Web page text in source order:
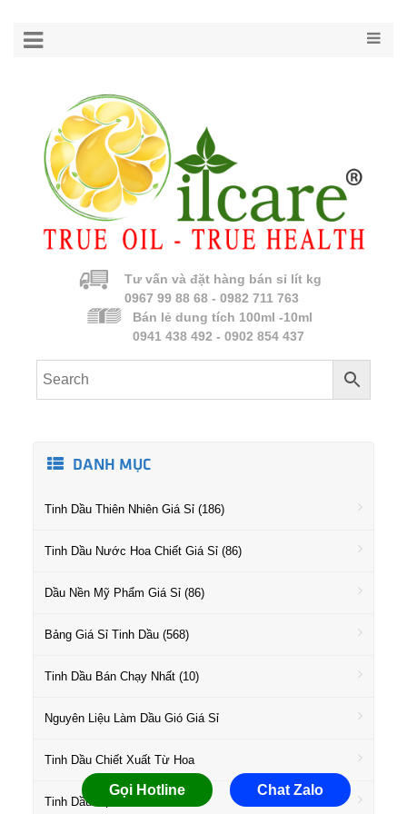
Tư vấn và đặt hàng bán sỉ lít kg
0967 99 88 68 - 0982 711 763
Bán lẻ dung tích 100ml -10ml
0941 438 492 - 0902 854 437
DANH MỤC
Tinh Dầu Thiên Nhiên Giá Sỉ (186)
Tinh Dầu Nước Hoa Chiết Giá Sỉ (86)
Dầu Nền Mỹ Phẩm Giá Sỉ (86)
Bảng Giá Sỉ Tinh Dầu (568)
Tinh Dầu Bán Chạy Nhất (10)
Nguyên Liệu Làm Dầu Gió Giá Sỉ
Tinh Dầu Chiết Xuất Từ Hoa
Tinh Dầu Họ Gỗ Giá Sỉ
Gọi Hotline Chat Zalo